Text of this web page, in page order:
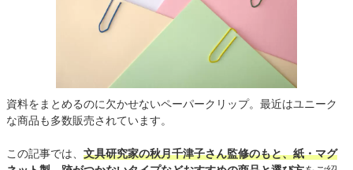
資料をまとめるのに欠かせないペーパークリップ。最近はユニーク
な商品も多数販売されています。
この記事では、 文具研究家の秋月千津子さん監修のもと、紙・マグ